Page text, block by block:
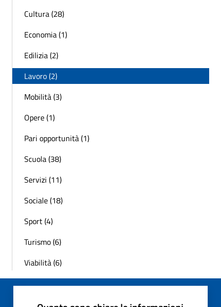
Cultura (28)
Economia (1)
Edilizia (2)
Lavoro (2)
Mobilità (3)
Opere (1)
Pari opportunità (1)
Scuola (38)
Servizi (11)
Sociale (18)
Sport (4)
Turismo (6)
Viabilità (6)